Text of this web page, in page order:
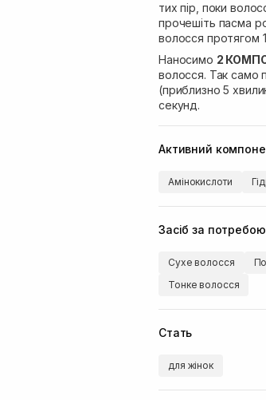
тих пір, поки
прочешіть пасма
волосся протягом
Наносимо 2
волосся. Так само
(приблизно 5
секунд.
Активний
Амінокислоти
Засіб за потребою
Сухе волосся
Тонке волосся
Стать
для жінок